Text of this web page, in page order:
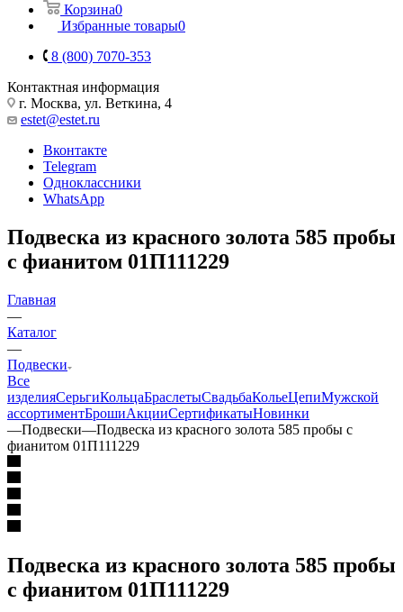
Корзина0
Избранные товары0
8 (800) 7070-353
Контактная информация
г. Москва, ул. Веткина, 4
estet@estet.ru
Вконтакте
Telegram
Одноклассники
WhatsApp
Подвеска из красного золота 585 пробы
с фианитом 01П111229
Главная
—
Каталог
—
Подвески
Все
изделияСерьгиКольцаБраслетыСвадьбаКольеЦепиМужской
ассортиментБрошиАкцииСертификатыНовинки
—Подвески—Подвеска из красного золота 585 пробы с
фианитом 01П111229
Подвеска из красного золота 585 пробы
с фианитом 01П111229